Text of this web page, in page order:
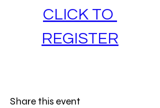
CLICK TO
REGISTER
Share this event